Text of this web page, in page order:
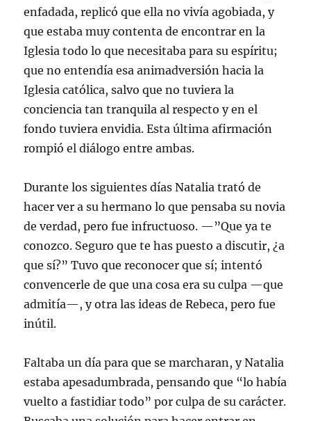
enfadada, replicó que ella no vivía agobiada, y
que estaba muy contenta de encontrar en la
Iglesia todo lo que necesitaba para su espíritu;
que no entendía esa animadversión hacia la
Iglesia católica, salvo que no tuviera la
conciencia tan tranquila al respecto y en el
fondo tuviera envidia. Esta última afirmación
rompió el diálogo entre ambas.
Durante los siguientes días Natalia trató de
hacer ver a su hermano lo que pensaba su novia
de verdad, pero fue infructuoso. —”Que ya te
conozco. Seguro que te has puesto a discutir, ¿a
que sí?” Tuvo que reconocer que sí; intentó
convencerle de que una cosa era su culpa —que
admitía—, y otra las ideas de Rebeca, pero fue
inútil.
Faltaba un día para que se marcharan, y Natalia
estaba apesadumbrada, pensando que “lo había
vuelto a fastidiar todo” por culpa de su carácter.